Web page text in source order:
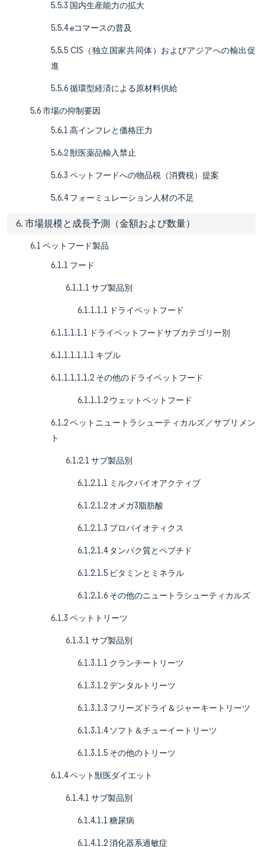
5.5.3 国内生産能力の拡大
5.5.4 eコマースの普及
5.5.5 CIS（独立国家共同体）およびアジアへの輸出促
進
5.5.6 循環型経済による原材料供給
5.6 市場の抑制要因
5.6.1 高インフレと価格圧力
5.6.2 獣医薬品輸入禁止
5.6.3 ペットフードへの物品税（消費税）提案
5.6.4 フォーミュレーション人材の不足
6. 市場規模と成長予測（金額および数量）
6.1 ペットフード製品
6.1.1 フード
6.1.1.1 サブ製品別
6.1.1.1.1 ドライペットフード
6.1.1.1.1.1 ドライペットフードサブカテゴリー別
6.1.1.1.1.1.1 キブル
6.1.1.1.1.1.2 その他のドライペットフード
6.1.1.1.2 ウェットペットフード
6.1.2 ペットニュートラシューティカルズ／サプリメン
ト
6.1.2.1 サブ製品別
6.1.2.1.1 ミルクバイオアクティブ
6.1.2.1.2 オメガ3脂肪酸
6.1.2.1.3 プロバイオティクス
6.1.2.1.4 タンパク質とペプチド
6.1.2.1.5 ビタミンとミネラル
6.1.2.1.6 その他のニュートラシューティカルズ
6.1.3 ペットトリーツ
6.1.3.1 サブ製品別
6.1.3.1.1 クランチートリーツ
6.1.3.1.2 デンタルトリーツ
6.1.3.1.3 フリーズドライ＆ジャーキートリーツ
6.1.3.1.4 ソフト＆チューイートリーツ
6.1.3.1.5 その他のトリーツ
6.1.4 ペット獣医ダイエット
6.1.4.1 サブ製品別
6.1.4.1.1 糖尿病
6.1.4.1.2 消化器系過敏症